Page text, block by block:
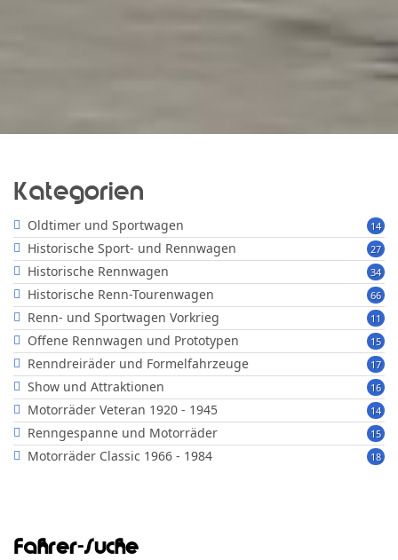
Kategorien
14
Oldtimer und Sportwagen
27
Historische Sport- und Rennwagen
34
Historische Rennwagen
66
Historische Renn-Tourenwagen
11
Renn- und Sportwagen Vorkrieg
15
Offene Rennwagen und Prototypen
17
Renndreiräder und Formelfahrzeuge
16
Show und Attraktionen
14
Motorräder Veteran 1920 - 1945
15
Renngespanne und Motorräder
18
Motorräder Classic 1966 - 1984
Fahrer-Suche